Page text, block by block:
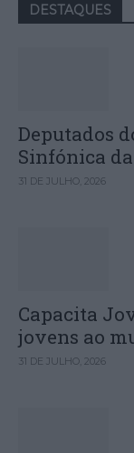
DESTAQUES
Deputados
Sinfónica
31 DE JULHO, 2026
Capacita
jovens ao
31 DE JULHO, 2026